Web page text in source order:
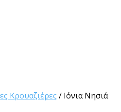
Κρουαζιέρες / Ιόνια Νησιά